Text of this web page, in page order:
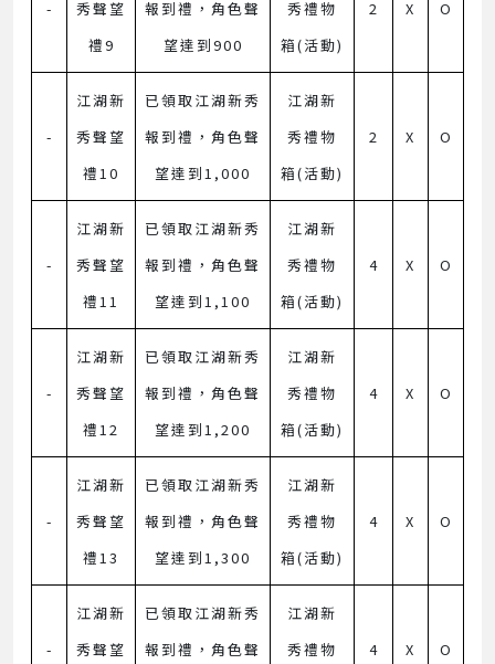
-
秀聲望
禮9
報到禮，角色聲
望達到900
秀禮物
箱(活動)
2 X O
-
江湖新
秀聲望
禮10
已領取江湖新秀
報到禮，角色聲
望達到1,000
江湖新
秀禮物
箱(活動)
2 X O
-
江湖新
秀聲望
禮11
已領取江湖新秀
報到禮，角色聲
望達到1,100
江湖新
秀禮物
箱(活動)
4 X O
-
江湖新
秀聲望
禮12
已領取江湖新秀
報到禮，角色聲
望達到1,200
江湖新
秀禮物
箱(活動)
4 X O
-
江湖新
秀聲望
禮13
已領取江湖新秀
報到禮，角色聲
望達到1,300
江湖新
秀禮物
箱(活動)
4 X O
-
江湖新
秀聲望
已領取江湖新秀
報到禮，角色聲
江湖新
秀禮物
4 X O